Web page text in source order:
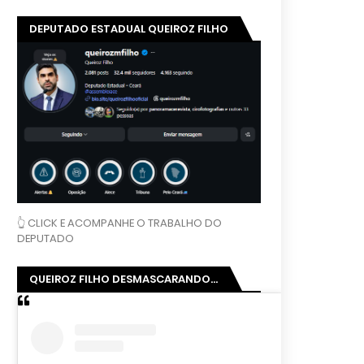
DEPUTADO ESTADUAL QUEIROZ FILHO
👆 CLICK E ACOMPANHE O TRABALHO DO
DEPUTADO
QUEIROZ FILHO DESMASCARANDO...